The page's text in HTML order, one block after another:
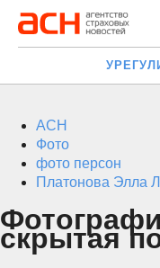
АСН
Фото
фото персон
Платонова Элла
скрытая